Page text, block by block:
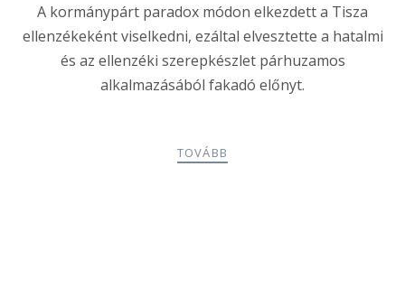
A kormánypárt paradox módon elkezdett a Tisza
ellenzékeként viselkedni, ezáltal elvesztette a hatalmi
és az ellenzéki szerepkészlet párhuzamos
alkalmazásából fakadó előnyt.
TOVÁBB